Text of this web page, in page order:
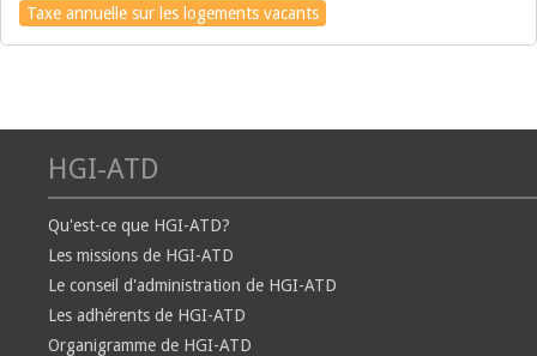
Taxe annuelle sur les logements vacants
HGI-ATD
Qu'est-ce que HGI-ATD?
Les missions de HGI-ATD
Le conseil d'administration de HGI-ATD
Les adhérents de HGI-ATD
Organigramme de HGI-ATD